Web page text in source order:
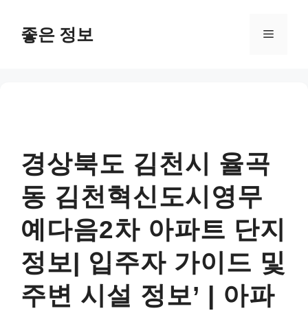
좋은 정보 메
경상북도 김천시 율곡
동 김천혁신도시영무
예다음2차 아파트 단지
정보| 입주자 가이드 및
주변 시설 정보’ | 아파